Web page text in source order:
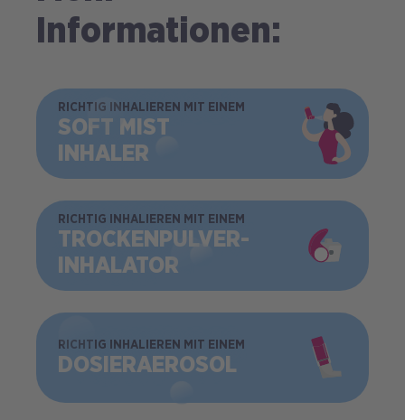
Informationen:
BILD
RICHTIG INHALIEREN MIT EINEM
SOFT MIST
INHALER
BILD
RICHTIG INHALIEREN MIT EINEM
TROCKEN­PULVER­
INHALATOR
BILD
RICHTIG INHALIEREN MIT EINEM
DOSIER­AEROSOL